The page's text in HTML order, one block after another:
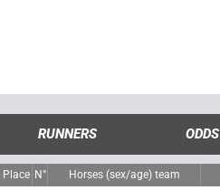
RUNNERS ODDS
Place N° Horses (sex/age) team